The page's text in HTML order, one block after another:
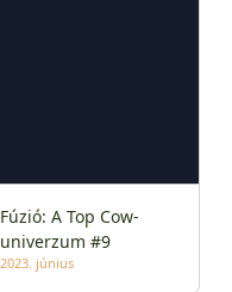
Fúzió: A Top Cow-
univerzum #9
2023. június